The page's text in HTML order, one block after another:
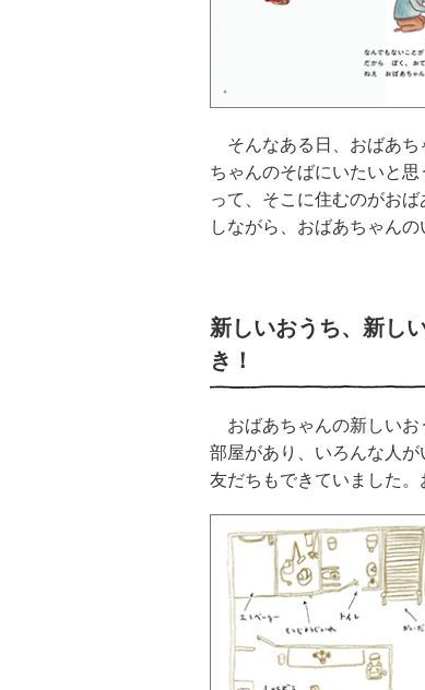
そんなある日、おばあち
ちゃんのそばにいたいと
って、そこに住むのがお
しながら、おばあちゃんの
新しいおうち、新し
き！
おばあちゃんの新しいお
部屋があり、いろんな人
友だちもできていました